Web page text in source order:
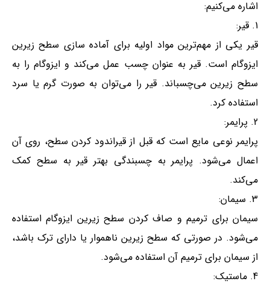
اشاره می‌کنیم:
قیر:
قیر یکی از مهم‌ترین مواد اولیه برای آماده سازی سطح زیرین
ایزوگام است. قیر به عنوان چسب عمل می‌کند و ایزوگام را به
سطح زیرین می‌چسباند. قیر را می‌توان به صورت گرم یا سرد
استفاده کرد.
پرایمر:
پرایمر نوعی مایع است که قبل از قیراندود کردن سطح، روی آن
اعمال می‌شود. پرایمر به چسبندگی بهتر قیر به سطح کمک
می‌کند.
سیمان:
سیمان برای ترمیم و صاف کردن سطح زیرین ایزوگام استفاده
می‌شود. در صورتی که سطح زیرین ناهموار یا دارای ترک باشد،
از سیمان برای ترمیم آن استفاده می‌شود.
ماستیک: